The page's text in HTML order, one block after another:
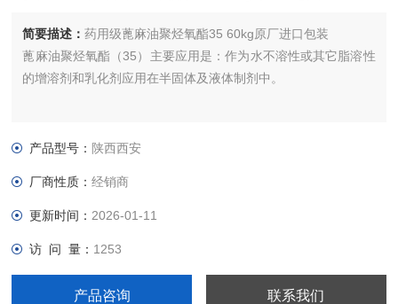
简要描述：药用级蓖麻油聚烃氧酯35 60kg原厂进口包装
蓖麻油聚烃氧酯（35）主要应用是：作为水不溶性或其它脂溶性
的增溶剂和乳化剂应用在半固体及液体制剂中。
产品型号： 陕西西安
厂商性质：经销商
更新时间： 2026-01-11
访 问 量： 1253
产品咨询 联系我们